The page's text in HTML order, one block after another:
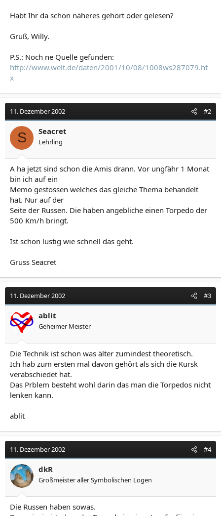
Habt Ihr da schon näheres gehört oder gelesen?
Gruß, Willy.
P.S.: Noch ne Quelle gefunden:
http://www.welt.de/daten/2001/10/08/1008ws287079.ht
x
11. Dezember 2002 #2
S Seacret
Lehrling
A ha jetzt sind schon die Amis drann. Vor ungfähr 1 Monat
bin ich auf ein
Memo gestossen welches das gleiche Thema behandelt
hat. Nur auf der
Seite der Russen. Die haben angebliche einen Torpedo der
500 Km/h bringt.
Ist schon lustig wie schnell das geht.
Gruss Seacret
11. Dezember 2002 #3
ablit
Geheimer Meister
Die Technik ist schon was älter zumindest theoretisch.
Ich hab zum ersten mal davon gehört als sich die Kursk
verabschiedet hat.
Das Prblem besteht wohl darin das man die Torpedos nicht
lenken kann.
ablit
11. Dezember 2002 #4
dkR
Großmeister aller Symbolischen Logen
Die Russen haben sowas.